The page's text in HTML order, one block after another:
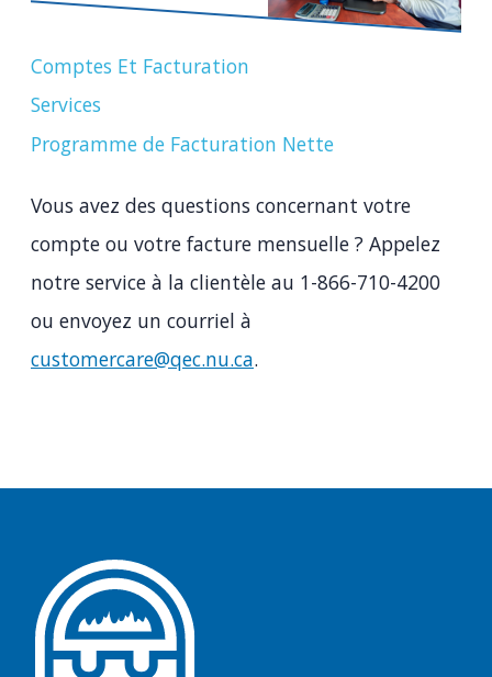
Comptes Et Facturation
Services
Programme de Facturation Nette
Vous avez des questions concernant votre
compte ou votre facture mensuelle ? Appelez
notre service à la clientèle au 1-866-710-4200
ou envoyez un courriel à
customercare@qec.nu.ca.